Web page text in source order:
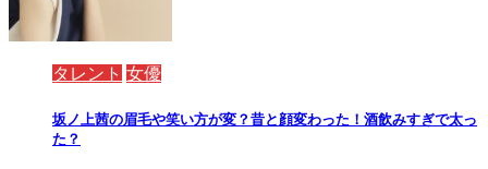
タレント 女優
坂ノ上茜の眉毛や笑い方が変？昔と顔変わった！酒飲みすぎで太っ
た？